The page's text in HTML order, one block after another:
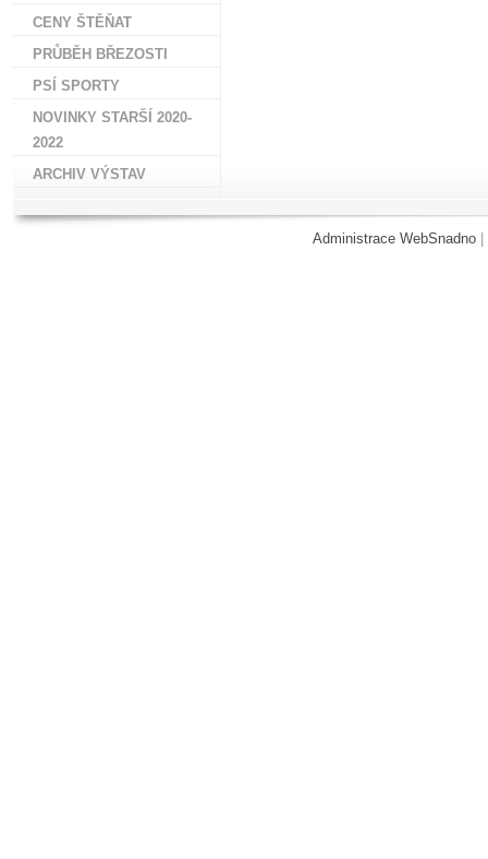
CENY ŠTĚŇAT
PRŮBĚH BŘEZOSTI
PSÍ SPORTY
NOVINKY STARŠÍ 2020-
2022
ARCHIV VÝSTAV
Administrace WebSnadno|